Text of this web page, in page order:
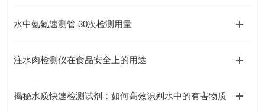
水中氨氮速测管 30次检测用量
注水肉检测仪在食品安全上的用途
揭秘水质快速检测试剂：如何高效识别水中的有害物质